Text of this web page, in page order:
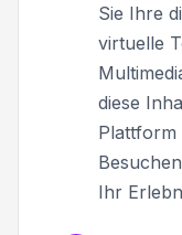
Sie Ihre
virtuelle
diese
Plattform
Ihr